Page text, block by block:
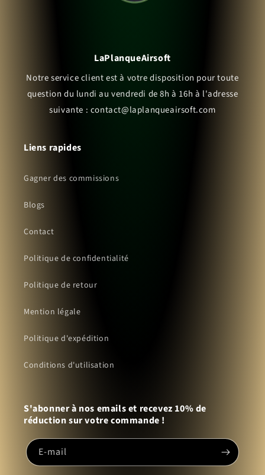
LaPlanqueAirsoft
Notre service client est à votre disposition pour toute
question du lundi au vendredi de 8h à 16h à l'adresse
suivante : contact@laplanqueairsoft.com
Liens rapides
Gagner des commissions
Blogs
Contact
Politique de confidentialité
Politique de retour
Mention légale
Politique d'expédition
Conditions d'utilisation
S'abonner à nos emails et recevez 10% de
réduction sur votre commande !
E-mail